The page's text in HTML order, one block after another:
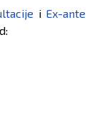
i Ex-ante